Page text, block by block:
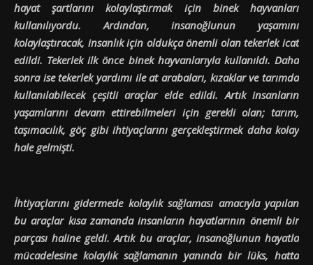
hayat şartlarını kolaylaştırmak için binek hayvanları
kullanılıyordu. Ardından, insanoğlunun yaşamını
kolaylaştıracak, insanlık için oldukça önemli olan tekerlek icat
edildi. Tekerlek ilk önce binek hayvanlarıyla kullanıldı. Daha
sonra ise tekerlek yardımı ile at arabaları, kızaklar ve tarımda
kullanılabilecek çeşitli araçlar elde edildi. Artık insanların
yaşamlarını devam ettirebilmeleri için gerekli olan; tarım,
taşımacılık, göç gibi ihtiyaçlarını gerçekleştirmek daha kolay
hale gelmişti.
İhtiyaçlarını gidermede kolaylık sağlaması amacıyla yapılan
bu araçlar kısa zamanda insanların hayatlarının önemli bir
parçası haline geldi. Artık bu araçlar, insanoğlunun hayatla
mücadelesine kolaylık sağlamanın yanında bir lüks, hatta